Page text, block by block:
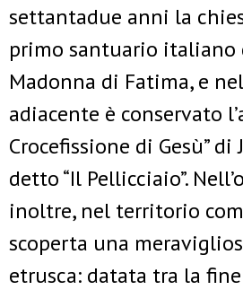
settantadue anni la
primo santuario italiano
Madonna di Fatima, e
adiacente è conservato
Crocefissione di Gesù”
detto “Il Pellicciaio”.
inoltre, nel territorio
scoperta una
etrusca: datata tra la fine